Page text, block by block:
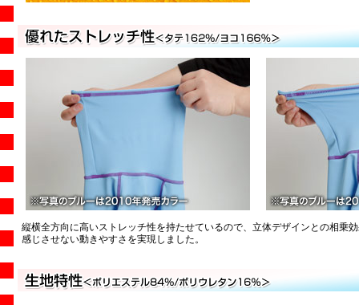
縦横全方向に高いストレッチ性を持たせているので、立体デザインとの相乗
感じさせない動きやすさを実現しました。